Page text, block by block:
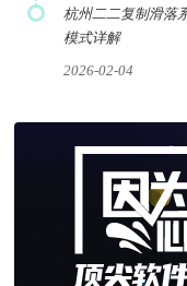
杭州二二复制滑落
模式详解
2026-02-04